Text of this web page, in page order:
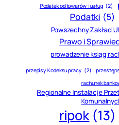
Podatek od towarów i usług (2)
Podatki (5)
Powszechny Zakład
Prawo i
prowadzenie ksiąg
przepisy Kodeksu pracy (2)
rachunek
Regionalne Instalacje
ripok (13)